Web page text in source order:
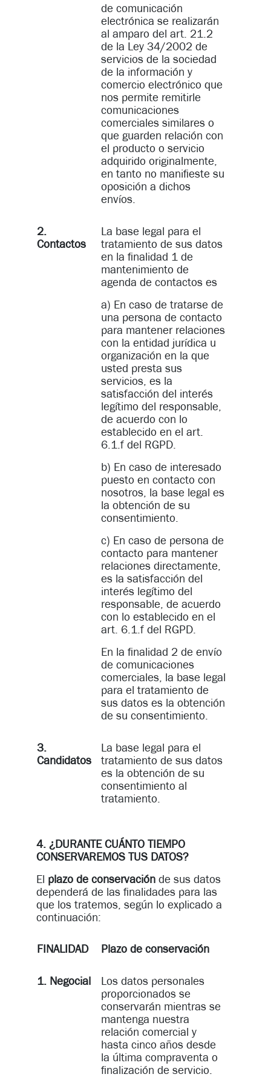
de comunicación
electrónica se realizarán
al amparo del art. 21.2
de la Ley 34/2002 de
servicios de la sociedad
de la información y
comercio electrónico que
nos permite remitirle
comunicaciones
comerciales similares o
que guarden relación con
el producto o servicio
adquirido originalmente,
en tanto no manifieste su
oposición a dichos
envíos.
2.
Contactos
La base legal para el
tratamiento de sus datos
en la finalidad 1 de
mantenimiento de
agenda de contactos es
a) En caso de tratarse de
una persona de contacto
para mantener relaciones
con la entidad jurídica u
organización en la que
usted presta sus
servicios, es la
satisfacción del interés
legítimo del responsable,
de acuerdo con lo
establecido en el art.
6.1.f del RGPD.
b) En caso de interesado
puesto en contacto con
nosotros, la base legal es
la obtención de su
consentimiento.
c) En caso de persona de
contacto para mantener
relaciones directamente,
es la satisfacción del
interés legítimo del
responsable, de acuerdo
con lo establecido en el
art. 6.1.f del RGPD.
En la finalidad 2 de envío
de comunicaciones
comerciales, la base legal
para el tratamiento de
sus datos es la obtención
de su consentimiento.
3.
Candidatos
La base legal para el
tratamiento de sus datos
es la obtención de su
consentimiento al
tratamiento.
4. ¿DURANTE CUÁNTO TIEMPO
CONSERVAREMOS TUS DATOS?
El plazo de conservación de sus datos
dependerá de las finalidades para las
que los tratemos, según lo explicado a
continuación:
FINALIDAD Plazo de conservación
1. Negocial
Los datos personales
proporcionados se
conservarán mientras se
mantenga nuestra
relación comercial y
hasta cinco años desde
la última compraventa o
finalización de servicio.